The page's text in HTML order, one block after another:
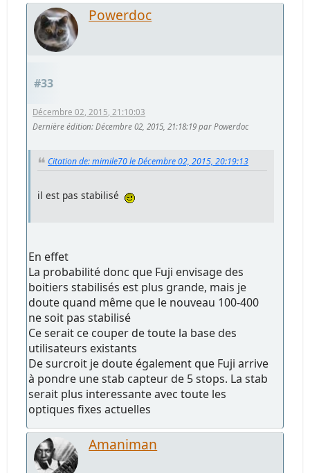
Powerdoc
#33
Décembre 02, 2015, 21:10:03
Dernière édition: Décembre 02, 2015, 21:18:19 par Powerdoc
Citation de: mimile70 le Décembre 02, 2015, 20:19:13
il est pas stabilisé
En effet
La probabilité donc que Fuji envisage des
boitiers stabilisés est plus grande, mais je
doute quand même que le nouveau 100-400
ne soit pas stabilisé
Ce serait ce couper de toute la base des
utilisateurs existants
De surcroit je doute également que Fuji arrive
à pondre une stab capteur de 5 stops. La stab
serait plus interessante avec toute les
optiques fixes actuelles
Amaniman